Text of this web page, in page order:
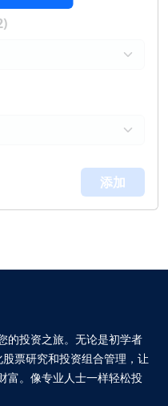
添加
的投资之旅。无论是初学者
票研究和投资组合管理，让
。像专业人士一样轻松投